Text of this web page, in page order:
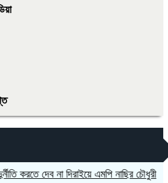
দেব না দিরাইয়ে এমপি নাছির চৌধুরী